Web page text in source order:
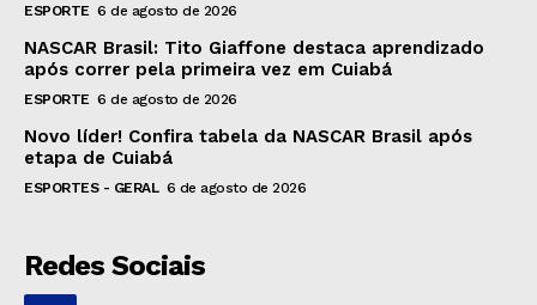
ESPORTE 6 de agosto de 2026
NASCAR Brasil: Tito Giaffone destaca aprendizado
após correr pela primeira vez em Cuiabá
ESPORTE 6 de agosto de 2026
Novo líder! Confira tabela da NASCAR Brasil após
etapa de Cuiabá
ESPORTES - GERAL 6 de agosto de 2026
Redes Sociais